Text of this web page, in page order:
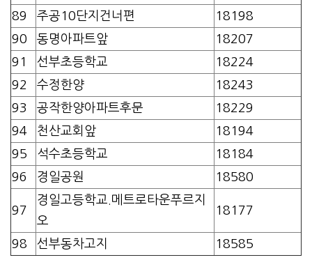
89
주공10단지건너편
18198
90
동명아파트앞
18207
91
선부초등학교
18224
92
수정한양
18243
93
공작한양아파트후문
18229
94
천산교회앞
18194
95
석수초등학교
18184
96
경일공원 18580
97
경일고등학교.메트로타운푸르지
오
18177
98 선부동차고지 18585